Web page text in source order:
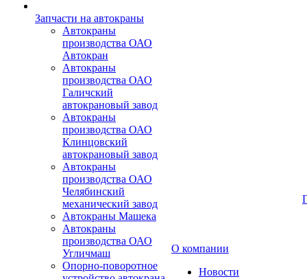
Запчасти на автокраны
Автокраны
производства ОАО
Автокран
Автокраны
производства ОАО
Галичский
автокрановый завод
Автокраны
производства ОАО
Клинцовский
автокрановый завод
Автокраны
производства ОАО
Челябинский
механический завод
Автокраны Машека
Автокраны
производства ОАО
Угличмаш
Опорно-поворотное
О компании
Новости